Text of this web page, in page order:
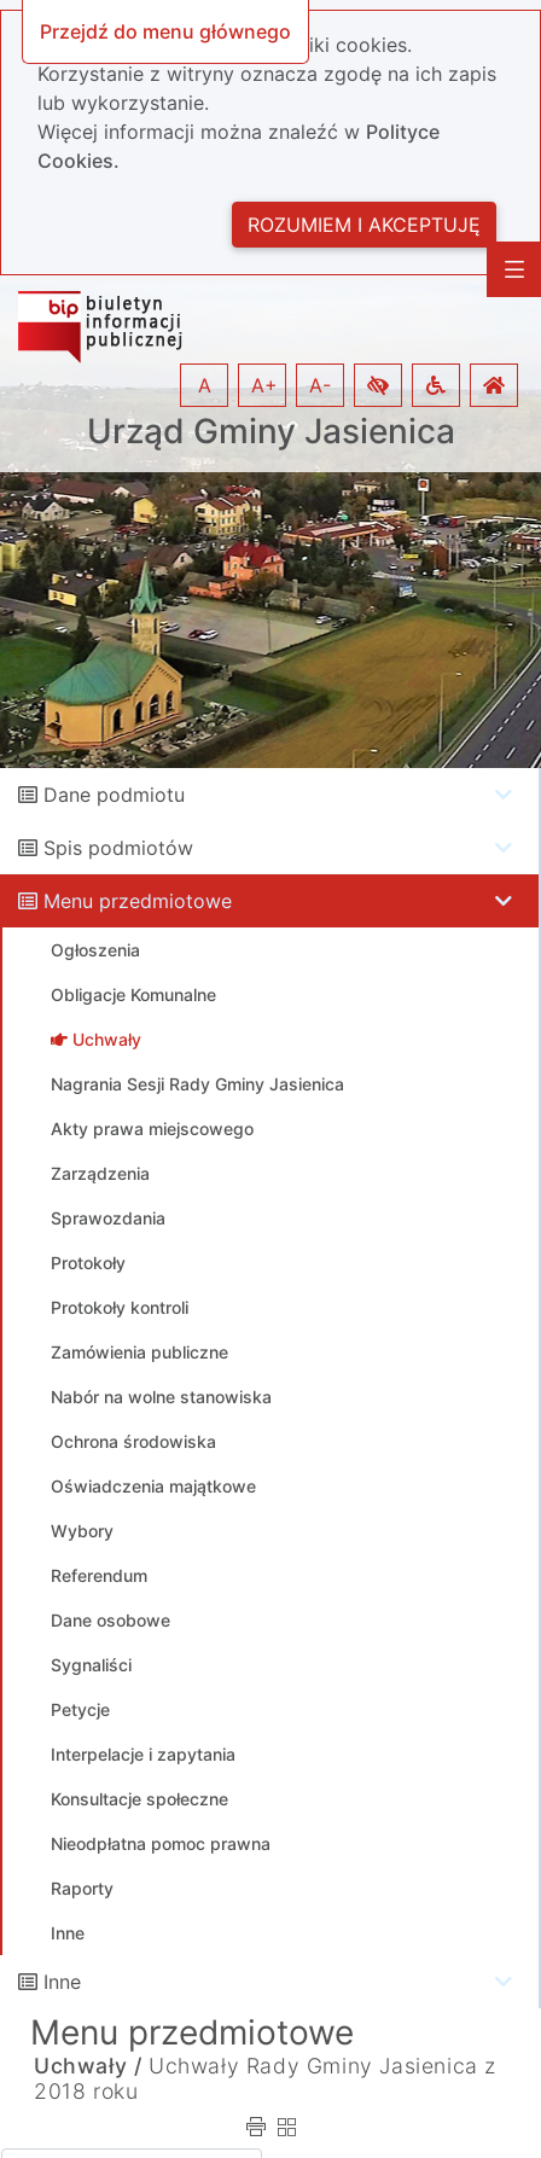
Przejdź do menu głównego
Nasza strona wykorzystuje pliki cookies.
Korzystanie z witryny oznacza zgodę na ich zapis
lub wykorzystanie.
Więcej informacji można znaleźć w Polityce
Cookies.
ROZUMIEM I AKCEPTUJĘ
Urząd Gminy Jasienica
A A+ A-
Dane podmiotu
Spis podmiotów
Menu przedmiotowe
Ogłoszenia
Obligacje Komunalne
Uchwały
Nagrania Sesji Rady Gminy Jasienica
Akty prawa miejscowego
Zarządzenia
Sprawozdania
Protokoły
Protokoły kontroli
Zamówienia publiczne
Nabór na wolne stanowiska
Ochrona środowiska
Oświadczenia majątkowe
Wybory
Referendum
Dane osobowe
Sygnaliści
Petycje
Interpelacje i zapytania
Konsultacje społeczne
Nieodpłatna pomoc prawna
Raporty
Inne
Inne
Menu przedmiotowe
Uchwały / Uchwały Rady Gminy Jasienica z
2018 roku